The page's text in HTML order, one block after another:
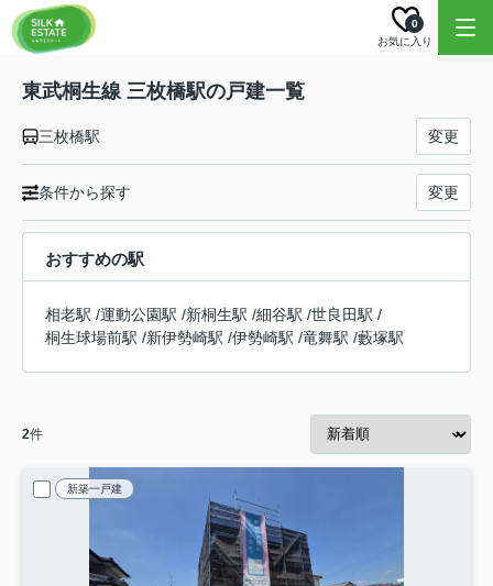
お気に入り
0
東武桐生線 三枚橋駅の戸建一覧
三枚橋駅 変更
条件から探す 変更
おすすめの駅
相老駅 /運動公園駅 /新桐生駅 /細谷駅 /世良田駅 /
桐生球場前駅 /新伊勢崎駅 /伊勢崎駅 /竜舞駅 /藪塚駅
2件
新築一戸建